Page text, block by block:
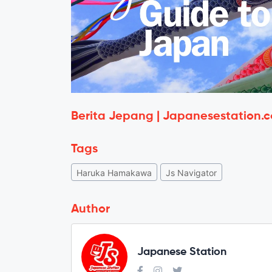
Berita Jepang |
Tags
Haruka Hamakawa Js Navigator
Author
Japanese Station